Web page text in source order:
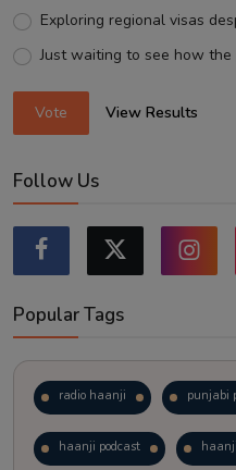
Exploring regional visas
Just waiting to see how
Vote View Results
Follow Us
Popular Tags
radio haanji punjabi
haanji podcast